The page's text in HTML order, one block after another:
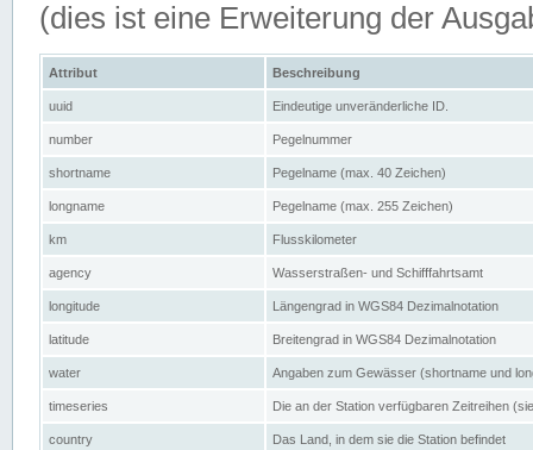
(dies ist eine Erweiterung der
Attribut Beschreibung
uuid Eindeutige unveränderliche ID.
number Pegelnummer
shortname Pegelname (max. 40 Zeichen)
longname Pegelname (max. 255 Zeichen)
km Flusskilometer
agency Wasserstraßen- und Schifffahrtsamt
longitude Längengrad in WGS84 Dezimalnotation
latitude Breitengrad in WGS84 Dezimalnotation
water Angaben zum Gewässer (shortname und
timeseries Die an der Station verfügbaren Zeitreihen
country Das Land, in dem sie die Station befindet